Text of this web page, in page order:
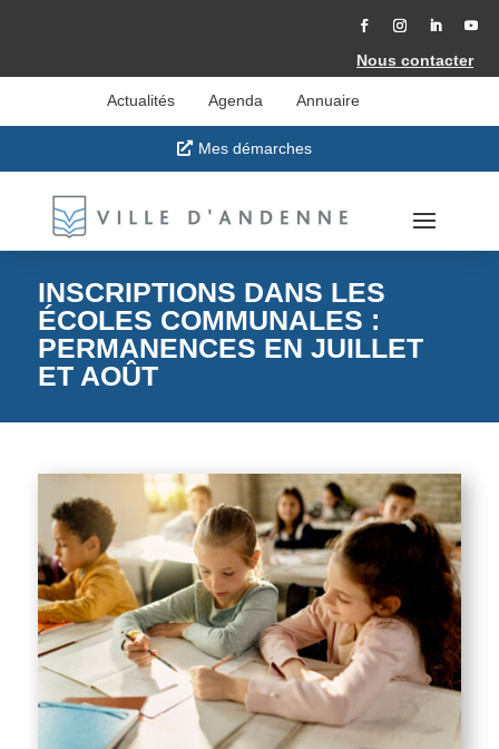
Nous contacter
Actualités Agenda Annuaire
Mes démarches
INSCRIPTIONS DANS LES
ÉCOLES COMMUNALES :
PERMANENCES EN JUILLET
ET AOÛT